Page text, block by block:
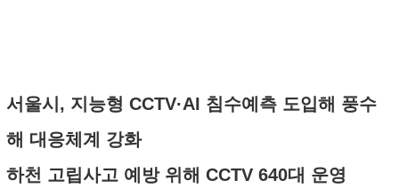
서울시, 지능형 CCTV·AI 침수예측 도입해 풍수
해 대응체계 강화
하천 고립사고 예방 위해 CCTV 640대 운영